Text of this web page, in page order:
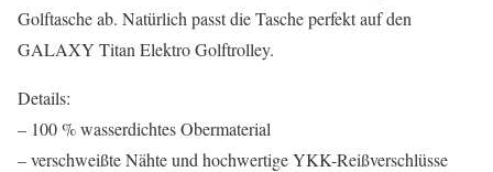
Golftasche ab. Natürlich passt die Tasche perfekt auf den
GALAXY Titan Elektro Golftrolley.
Details:
– 100 % wasserdichtes Obermaterial
– verschweißte Nähte und hochwertige YKK-Reißverschlüsse